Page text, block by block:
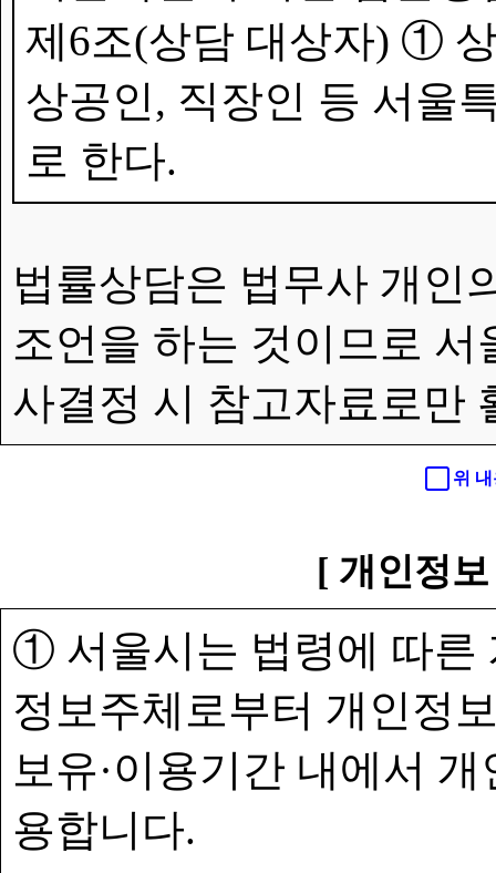
제6조(상담 대상자) ①
상공인, 직장인 등 서울
로 한다.
법률상담은 법무사 개인
조언을 하는 것이므로
사결정 시 참고자료로만
위
[ 개인정
① 서울시는 법령에 따른
정보주체로부터 개인정
보유·이용기간 내에서
용합니다.